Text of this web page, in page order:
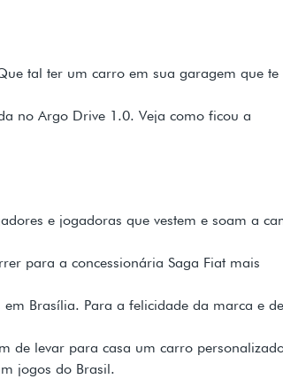
tal ter um carro em sua garagem que te
no Argo Drive 1.0. Veja como ficou a
e jogadoras que vestem e soam a
para a concessionária Saga Fiat mais
Brasília. Para a felicidade da marca e de
de levar para casa um carro
jogos do Brasil.